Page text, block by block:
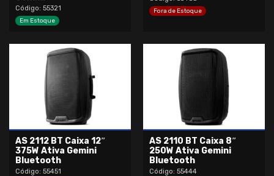
Código: 55321
Em Estoque
Fora de Estoque
AS 2112 BT Caixa 12″
375W Ativa Gemini
Bluetooth
Código: 55451
AS 2110 BT Caixa 8″
250W Ativa Gemini
Bluetooth
Código: 55444